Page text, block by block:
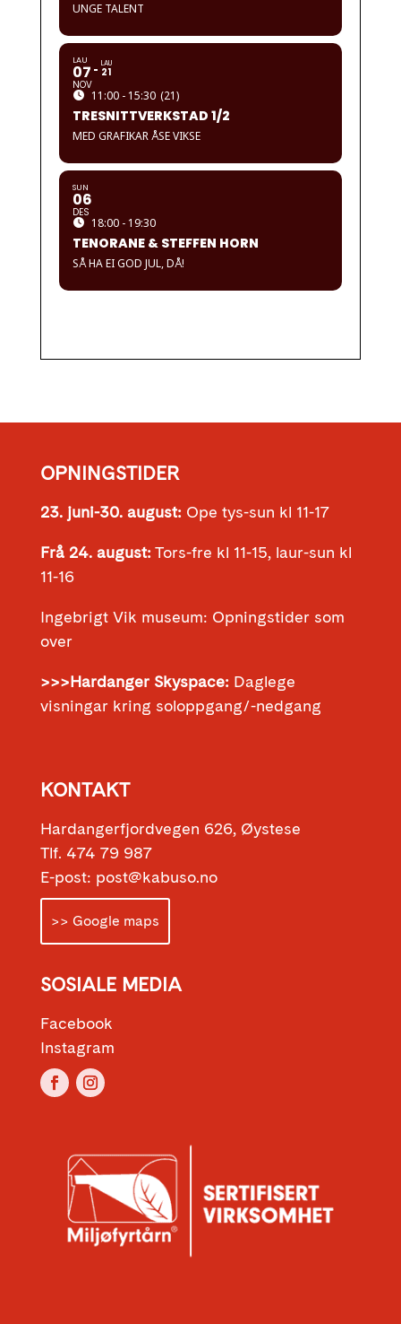
UNGE TALENT
LAU
07
NOV
LAU
21
11:00 - 15:30 (21)
TRESNITTVERKSTAD 1/2
MED GRAFIKAR ÅSE VIKSE
SUN
06
DES
18:00 - 19:30
TENORANE & STEFFEN HORN
SÅ HA EI GOD JUL, DÅ!
OPNINGSTIDER
23. juni-30. august:Ope tys-sun kl 11-17
Frå 24. august:Tors-fre kl 11-15, laur-sun kl
11-16
Ingebrigt Vik museum: Opningstider som
over
>>>Hardanger Skyspace:Daglege
visningar kring soloppgang/-nedgang
KONTAKT
Hardangerfjordvegen 626, Øystese
Tlf. 474 79 987
E-post: post@kabuso.no
>> Google maps
SOSIALE MEDIA
Facebook
Instagram